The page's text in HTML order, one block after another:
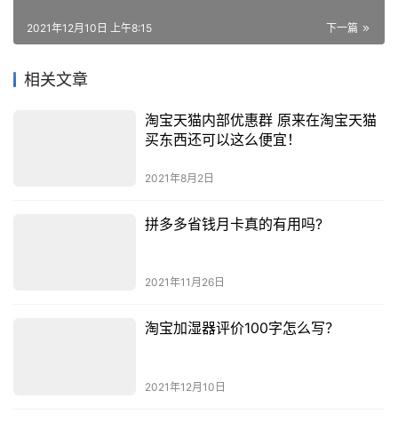
下一篇
2021年12月10日 上午8:15
相关文章
淘宝天猫内部优惠群 原来在淘宝天猫
买东西还可以这么便宜！
2021年8月2日
拼多多省钱月卡真的有用吗?
2021年11月26日
淘宝加湿器评价100字怎么写？
2021年12月10日